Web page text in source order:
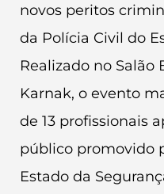
novos peritos
da Polícia Civil do
Realizado no Salão
Karnak, o evento
de 13 profissionais
público promovido
Estado da